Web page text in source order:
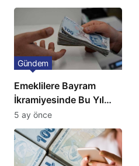
Emeklilere Bayram
İkramiyesinde Bu Yıl
Artış Gelmeyecek
Gündem
5 ay önce